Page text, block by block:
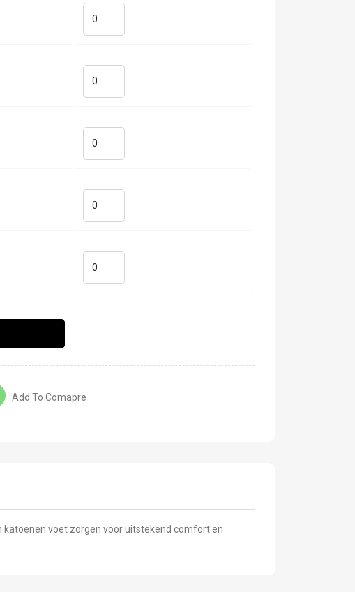
Add To Comapre
katoenen voet zorgen voor uitstekend comfort en